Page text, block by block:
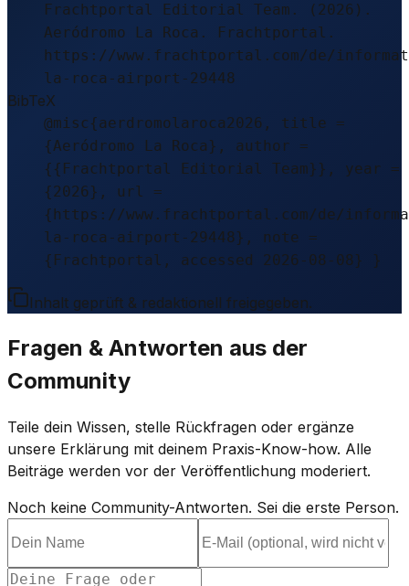
Frachtportal Editorial Team. (2026).
Aeródromo La Roca. Frachtportal.
https://www.frachtportal.com/de/
la-roca-airport-29448
BibTeX
@misc{aerdromolaroca2026, title =
{Aeródromo La Roca}, author =
{{Frachtportal Editorial Team}}, year =
{2026}, url =
{https://www.frachtportal.com/de/
la-roca-airport-29448}, note =
{Frachtportal, accessed 2026-08-08} }
Inhalt geprüft & redaktionell freigegeben.
Fragen & Antworten aus der
Community
Teile dein Wissen, stelle Rückfragen oder ergänze
unsere Erklärung mit deinem Praxis-Know-how. Alle
Beiträge werden vor der Veröffentlichung moderiert.
Noch keine Community-Antworten. Sei die erste Person.